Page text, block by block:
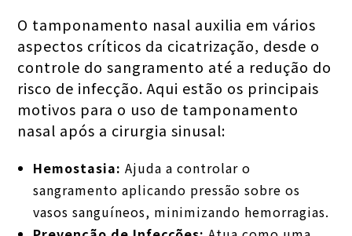
O tamponamento nasal auxilia em vários
aspectos críticos da cicatrização, desde o
controle do sangramento até a redução do
risco de infecção. Aqui estão os principais
motivos para o uso de tamponamento
nasal após a cirurgia sinusal:
Hemostasia: Ajuda a controlar o
sangramento aplicando pressão sobre os
vasos sanguíneos, minimizando hemorragias.